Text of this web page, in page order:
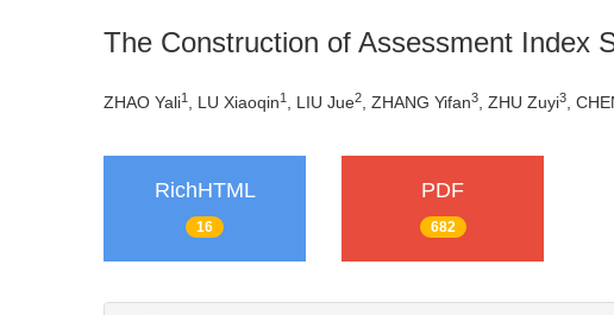
The Construction of Assessment Index
ZHAO Yali1 , LU Xiaoqin1 , LIU Jue2 , ZHANG Yifan3 , ZHU Zuyi3 ,
RichHTML
16
PDF
682